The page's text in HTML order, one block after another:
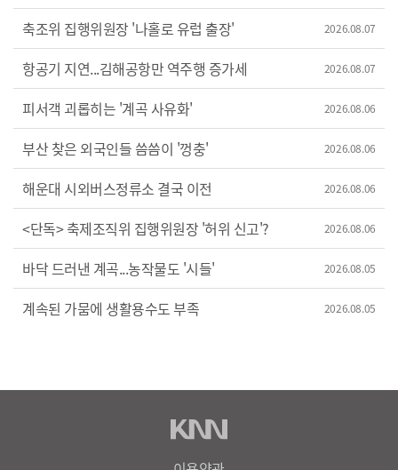
축조위 집행위원장 '나홀로 유럽 출장' 2026.08.07
항공기 지연...김해공항만 역주행 증가세 2026.08.07
피서객 괴롭히는 '계곡 사유화' 2026.08.06
부산 찾은 외국인들 씀씀이 '껑충' 2026.08.06
해운대 시외버스정류소 결국 이전 2026.08.06
<단독> 축제조직위 집행위원장 '허위 신고'? 2026.08.06
바닥 드러낸 계곡...농작물도 '시들' 2026.08.05
계속된 가뭄에 생활용수도 부족 2026.08.05